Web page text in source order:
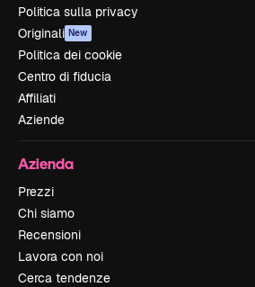
Politica sulla privacy
Originali New
Politica dei cookie
Centro di fiducia
Affiliati
Aziende
Azienda
Prezzi
Chi siamo
Recensioni
Lavora con noi
Cerca tendenze